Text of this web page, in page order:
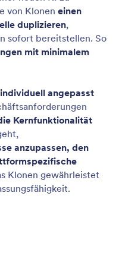
von sich
Ihnen basiert.
Sie sich
an und nutzen